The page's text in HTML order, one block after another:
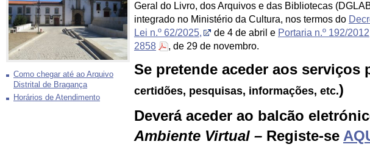
Como chegar até ao Arquivo
Distrital de Bragança
Horários de Atendimento
Geral do Livro, dos Arquivos e das Bibliotecas
integrado no Ministério da Cultura, nos termos do
Lei n.º 62/2025,
de 4 de abril e Portaria n.º 192/2012
2858
, de 29 de novembro.
Se pretende aceder aos serviços
certidões, pesquisas, informações, etc.)
Deverá aceder ao balcão
Ambiente Virtual – Registe-se